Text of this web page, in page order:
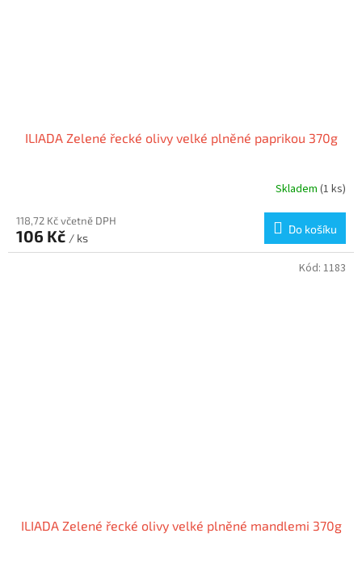
ILIADA Zelené řecké olivy velké plněné paprikou 370g
Skladem (1 ks)
118,72 Kč včetně DPH
106 Kč / ks
Do košíku
ILIADA Zelené řecké olivy velké plněné mandlemi 370g
Kód: 1183